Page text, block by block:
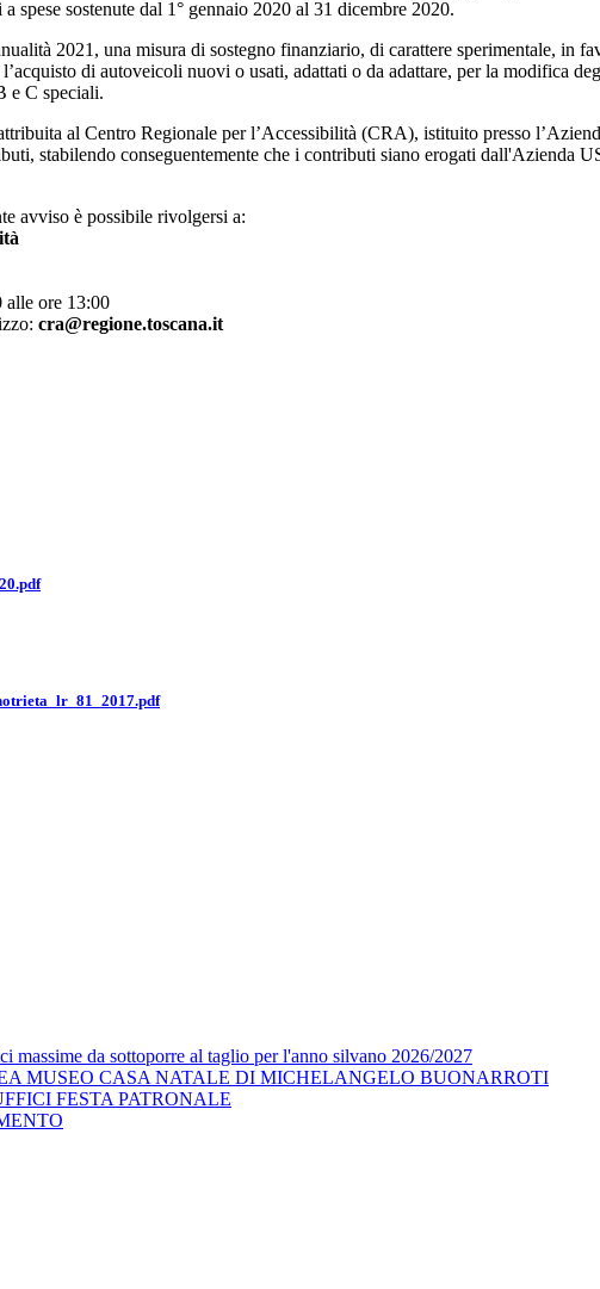
spese sostenute dal 1° gennaio 2020 al 31 dicembre 2020.
2021, una misura di sostegno finanziario, di carattere sperimentale, in
l’acquisto di autoveicoli nuovi o usati, adattati o da adattare, per la modifica
e C speciali.
al Centro Regionale per l’Accessibilità (CRA), istituito presso
stabilendo conseguentemente che i contributi siano erogati dall'Azienda
avviso è possibile rivolgersi a:
alle ore 13:00
cra@regione.toscana.it
massime da sottoporre al taglio per l'anno silvano 2026/2027
MUSEO CASA NATALE DI MICHELANGELO BUONARROTI
FESTA PATRONALE